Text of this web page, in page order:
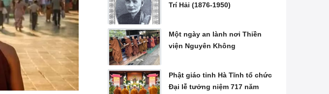
Trí Hải (1876-1950)
Một ngày an lành nơi Thiền
viện Nguyên Không
Phật giáo tỉnh Hà Tĩnh tổ chức
Đại lễ tưởng niệm 717 năm